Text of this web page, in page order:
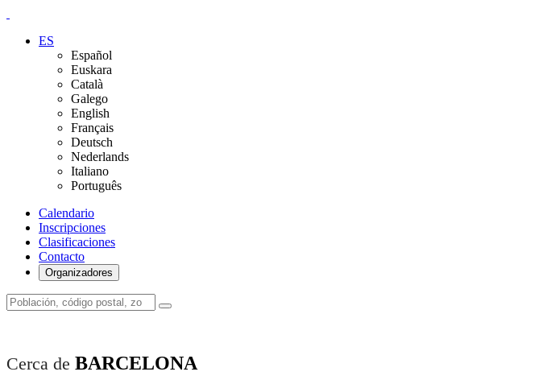
ES
Español
Euskara
Català
Galego
English
Français
Deutsch
Nederlands
Italiano
Português
Calendario
Inscripciones
Clasificaciones
Contacto
Organizadores
Cerca de BARCELONA